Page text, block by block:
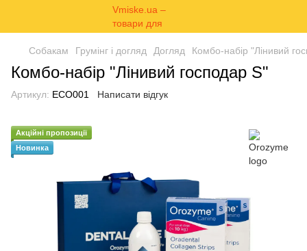
Собакам Грумінг і догляд Догляд Комбо-набір "Лінивий
Комбо-набір "Лінивий господар S"
Артикул: ECO001 Написати відгук
Акційні пропозиції
Новинка